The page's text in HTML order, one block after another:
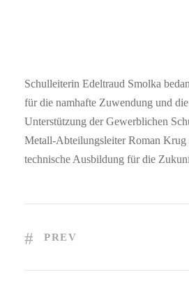
Schulleiterin Edeltraud Smolka
für die namhafte Zuwendung und
Unterstützung der Gewerblichen
Metall-Abteilungsleiter Roman Krug
technische Ausbildung für die
PREV